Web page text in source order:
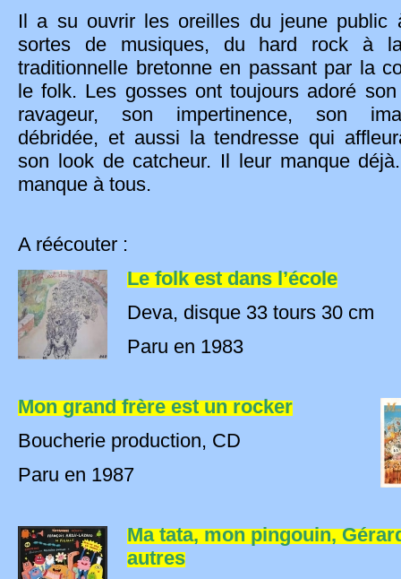
Il a su ouvrir les oreilles du jeune public
sortes de musiques, du hard rock à
traditionnelle bretonne en passant par la
le folk. Les gosses ont toujours adoré son
ravageur, son impertinence, son
débridée, et aussi la tendresse qui
son look de catcheur. Il leur manque
manque à tous.
A réécouter :
Le folk est dans l’école
Deva, disque 33 tours 30 cm
Paru en 1983
Mon grand frère est un rocker
Boucherie production, CD
Paru en 1987
Ma tata, mon pingouin,
autres